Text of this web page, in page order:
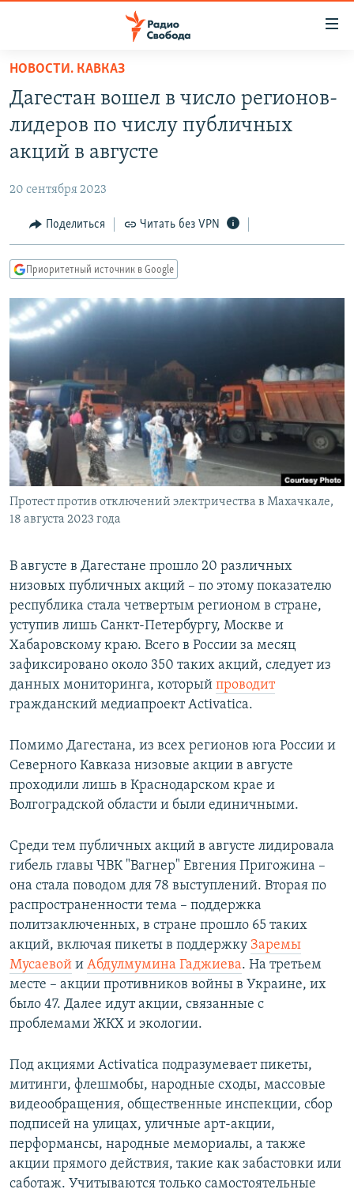
упрощенного
доступа
основному
Вернутся
Вернутся
поиску
ПОДКАСТЫ
АВТОРСКИЕ ПРОЕКТЫ
МНЕНИЯ
КУЛЬТУРА
КАВКАЗ.РЕАЛИИ
СЕВЕР.РЕАЛИИ
СИБИРЬ.РЕАЛИИ
РАСПИСАНИЕ ВЕЩАНИЯ
ПОДПИШИТЕСЬ НА РАССЫЛКУ
СОЦИАЛЬНЫЕ СЕТИ
НОВОСТИ. КАВКАЗ
Дагестан вошел в число регионов-
лидеров по числу публичных
акций в августе
20 сентября 2023
Поделиться Читать без VPN
Приоритетный источник в Google
Протест против отключений электричества в Махачкале,
18 августа 2023 года
В августе в Дагестане прошло 20 различных
низовых публичных акций – по этому показателю
республика стала четвертым регионом в стране,
уступив лишь Санкт-Петербургу, Москве и
Хабаровскому краю. Всего в России за месяц
зафиксировано около 350 таких акций, следует из
данных мониторинга, который проводит
гражданский медиапроект Activatica.
Помимо Дагестана, из всех регионов юга России и
Северного Кавказа низовые акции в августе
проходили лишь в Краснодарском крае и
Волгоградской области и были единичными.
Среди тем публичных акций в августе лидировала
гибель главы ЧВК "Вагнер" Евгения Пригожина –
она стала поводом для 78 выступлений. Вторая по
распространенности тема – поддержка
политзаключенных, в стране прошло 65 таких
акций, включая пикеты в поддержку Заремы
Мусаевой и Абдулмумина Гаджиева. На третьем
месте – акции противников войны в Украине, их
было 47. Далее идут акции, связанные с
проблемами ЖКХ и экологии.
Под акциями Activatica подразумевает пикеты,
митинги, флешмобы, народные сходы, массовые
видеообращения, общественные инспекции, сбор
подписей на улицах, уличные арт-акции,
перформансы, народные мемориалы, а также
акции прямого действия, такие как забастовки или
саботаж. Учитываются только самостоятельные